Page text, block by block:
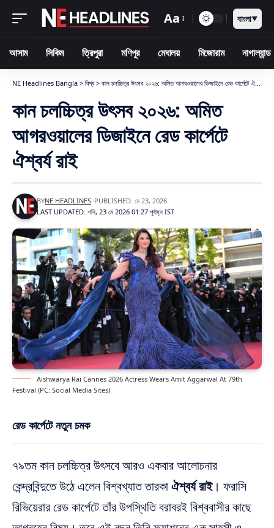
Aa বাংলা▼
আসাম সিকিম ত্রিপুরা মণিপুর মেঘালয় মিজোরাম নাগাল্যান্ড
NE Headlines Bangla > বিশ্ব> কান চলচ্চিত্র উৎসব ২০২৬: অমিত আগরওয়ালের ডিজাইনে রেড কার্পেটে ঐশ্বর্য রাই
কান চলচ্চিত্র উৎসব ২০২৬: অমিত
আগরওয়ালের ডিজাইনে রেড কার্পেটে
ঐশ্বর্য রাই
LAST UPDATED: শনি, 23 মে 2026 01:27 পূর্বাহ্ন IST
BYNE HEADLINES PUBLISHED: মে 23, 2026
Aishwarya Rai Cannes 2026 Actress Wears Amit Aggarwal At 79th
Festival (PC: Social Media Sites)
রেড কার্পেটে নতুন চমক
৭৯তম কান চলচ্চিত্র উৎসবে আরও একবার আলোচনার
কেন্দ্রবিন্দুতে উঠে এলেন বিশ্বখ্যাত তারকাঐশ্বর্য রাই। ফরাসি
রিভিয়েরার রেড কার্পেটে তাঁর উপস্থিতি বরাবরই বিশ্ববাসীর কাছে